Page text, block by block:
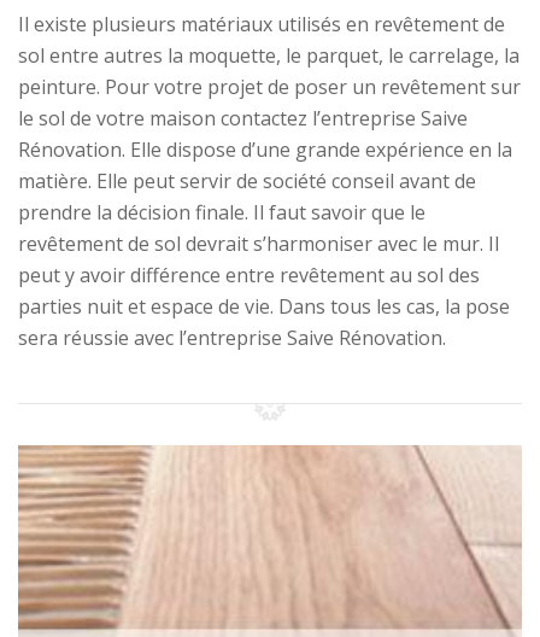
Il existe plusieurs matériaux utilisés en revêtement de
sol entre autres la moquette, le parquet, le carrelage, la
peinture. Pour votre projet de poser un revêtement sur
le sol de votre maison contactez l’entreprise Saive
Rénovation. Elle dispose d’une grande expérience en la
matière. Elle peut servir de société conseil avant de
prendre la décision finale. Il faut savoir que le
revêtement de sol devrait s’harmoniser avec le mur. Il
peut y avoir différence entre revêtement au sol des
parties nuit et espace de vie. Dans tous les cas, la pose
sera réussie avec l’entreprise Saive Rénovation.